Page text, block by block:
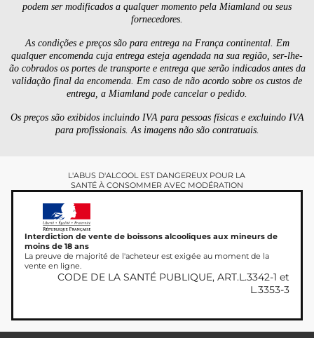
podem ser modificados a qualquer momento pela Miamland ou seus
fornecedores.
As condições e preços são para entrega na França continental. Em
qualquer encomenda cuja entrega esteja agendada na sua região, ser-lhe-
ão cobrados os portes de transporte e entrega que serão indicados antes da
validação final da encomenda. Em caso de não acordo sobre os custos de
entrega, a Miamland pode cancelar o pedido.
Os preços são exibidos incluindo IVA para pessoas físicas e excluindo IVA
para profissionais. As imagens não são contratuais.
L'ABUS D'ALCOOL EST DANGEREUX POUR LA
SANTÉ À CONSOMMER AVEC MODÉRATION
Interdiction de vente de boissons alcooliques aux mineurs de
moins de 18 ans
La preuve de majorité de l'acheteur est exigée au moment de la
vente en ligne.
CODE DE LA SANTÉ PUBLIQUE, ART.L.3342-1 et
L.3353-3